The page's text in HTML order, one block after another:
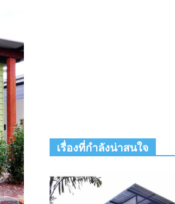
เรื่องที่กำลังน่าสนใจ